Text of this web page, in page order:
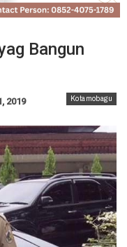
Bangun
Kotamobagu
2019